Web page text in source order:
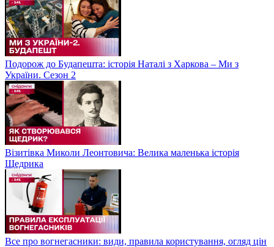
Подорож до Будапешта: історія Наталі з Харкова – Ми з
України. Сезон 2
Візитівка Миколи Леонтовича: Велика маленька історія
Щедрика
Все про вогнегасники: види, правила користування, огляд цін